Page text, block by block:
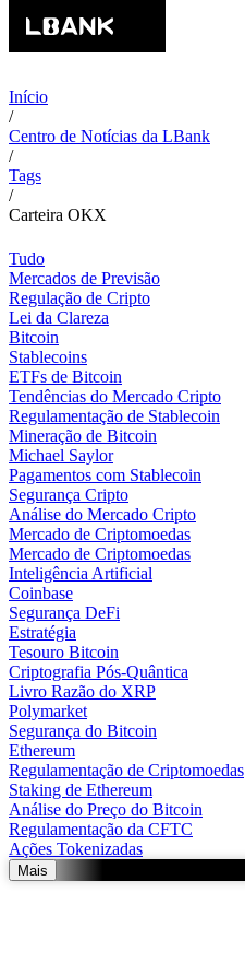
Início
/
Centro de Notícias da LBank
/
Tags
/
Carteira OKX
Tudo
Mercados de Previsão
Regulação de Cripto
Lei da Clareza
Bitcoin
Stablecoins
ETFs de Bitcoin
Tendências do Mercado Cripto
Regulamentação de Stablecoin
Mineração de Bitcoin
Michael Saylor
Pagamentos com Stablecoin
Segurança Cripto
Análise do Mercado Cripto
Mercado de Criptomoedas
Mercado de Criptomoedas
Inteligência Artificial
Coinbase
Segurança DeFi
Estratégia
Tesouro Bitcoin
Criptografia Pós-Quântica
Livro Razão do XRP
Polymarket
Segurança do Bitcoin
Ethereum
Regulamentação de Criptomoedas
Staking de Ethereum
Análise do Preço do Bitcoin
Regulamentação da CFTC
Ações Tokenizadas
Mais